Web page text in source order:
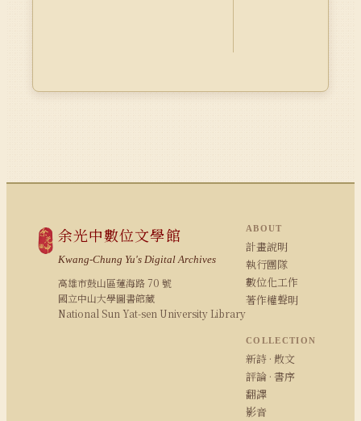
余光中數位文學館
Kwang-Chung Yu's Digital Archives
高雄市鼓山區蓮海路 70 號
國立中山大學圖書館藏
National Sun Yat-sen University Library
ABOUT
計畫說明
執行團隊
數位化工作
著作權聲明
COLLECTION
新詩 · 散文
評論 · 書序
翻譯
影音